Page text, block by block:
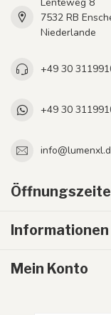
7532 RB
Niederlande
+49 30
+49 30
Informationen
Mein Konto